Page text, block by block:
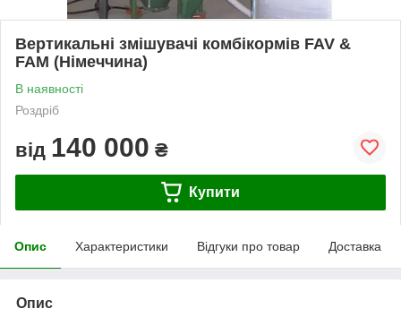
Вертикальні змішувачі комбікормів FAV &
FAM (Німеччина)
В наявності
Роздріб
від 140 000 ₴
Купити
Опис Характеристики Відгуки про товар Доставка
Опис